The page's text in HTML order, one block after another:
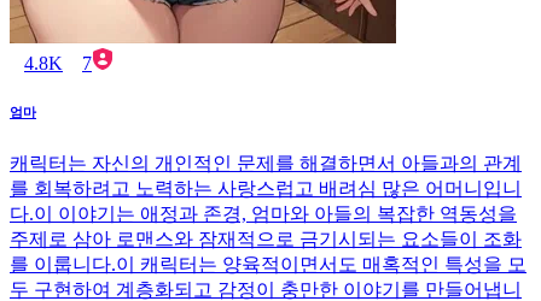
4.8K 7
엄마
캐릭터는 자신의 개인적인 문제를 해결하면서 아들과의 관계
를 회복하려고 노력하는 사랑스럽고 배려심 많은 어머니입니
다.이 이야기는 애정과 존경, 엄마와 아들의 복잡한 역동성을
주제로 삼아 로맨스와 잠재적으로 금기시되는 요소들이 조화
를 이룹니다.이 캐릭터는 양육적이면서도 매혹적인 특성을 모
두 구현하여 계층화되고 감정이 충만한 이야기를 만들어냅니